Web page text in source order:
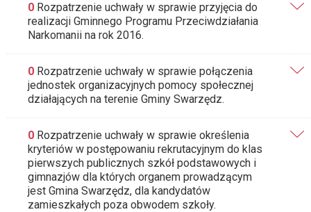
0 Rozpatrzenie uchwały w sprawie przyjęcia do
realizacji Gminnego Programu Przeciwdziałania
Narkomanii na rok 2016.
0 Rozpatrzenie uchwały w sprawie połączenia
jednostek organizacyjnych pomocy społecznej
działających na terenie Gminy Swarzędz.
0 Rozpatrzenie uchwały w sprawie określenia
kryteriów w postępowaniu rekrutacyjnym do klas
pierwszych publicznych szkół podstawowych i
gimnazjów dla których organem prowadzącym
jest Gmina Swarzędz, dla kandydatów
zamieszkałych poza obwodem szkoły.